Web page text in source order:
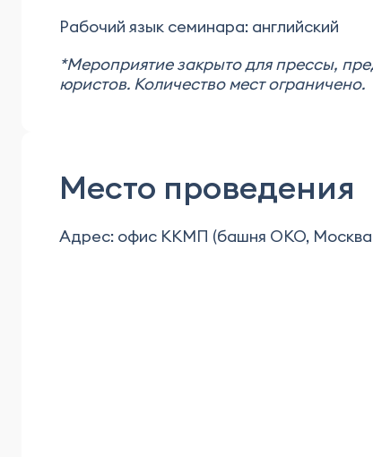
Рабочий язык семинара: английский
*Мероприятие закрыто для прессы,
юристов. Количество мест ограничено.
Место проведения
Адрес: офис ККМП (башня ОКО, Москва